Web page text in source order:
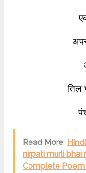
तिल
Read More
nirpati murli bhai
Complete Poem